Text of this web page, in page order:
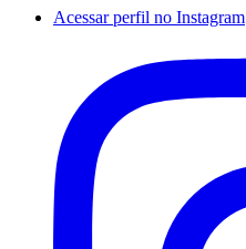
Acessar perfil no Instagram